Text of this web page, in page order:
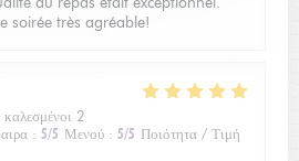
soirée très agréable!
2
: 5/5 Μενού : 5/5 Ποιότητα / Τιμή